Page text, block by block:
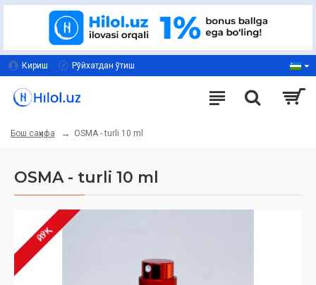
Кириш Рўйхатдан ўтиш
Бош саҳифа OSMA - turli 10 ml
OSMA - turli 10 ml
ЙЎҚ